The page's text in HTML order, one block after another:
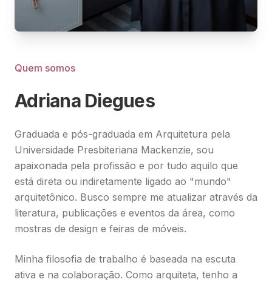
Quem somos
Adriana Diegues
Graduada e pós-graduada em Arquitetura pela
Universidade Presbiteriana Mackenzie, sou
apaixonada pela profissão e por tudo aquilo que
está direta ou indiretamente ligado ao "mundo"
arquitetônico. Busco sempre me atualizar através da
literatura, publicações e eventos da área, como
mostras de design e feiras de móveis.
Minha filosofia de trabalho é baseada na escuta
ativa e na colaboração. Como arquiteta, tenho a